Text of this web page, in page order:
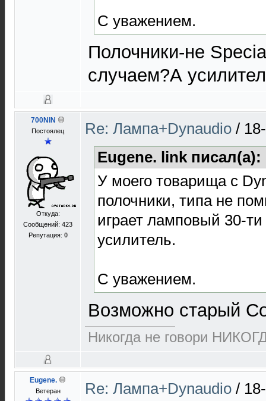
С уважением.
Полочники-не
случаем?А
700NIN
Постоялец
Откуда:
Сообщений: 423
Репутация: 0
Re: Лампа+Dynaudio /
Eugene. link писал(а):
У моего товарища с
полочники, типа не
играет ламповый 30-
усилитель.
С уважением.
Возможно старый
Никогда не говори
Eugene.
Ветеран Re: Лампа+Dynaudio /